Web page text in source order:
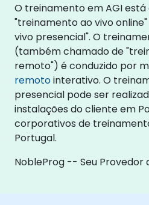
O treinamento em AGI
"treinamento ao vivo
vivo presencial". O
(também chamado de
remoto") é conduzido por
remotointerativo. O
presencial pode ser
instalações do cliente em
corporativos de
Portugal.
NobleProg -- Seu Provedor